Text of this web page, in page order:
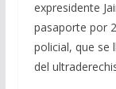
expresidente
pasaporte por
policial, que se
del